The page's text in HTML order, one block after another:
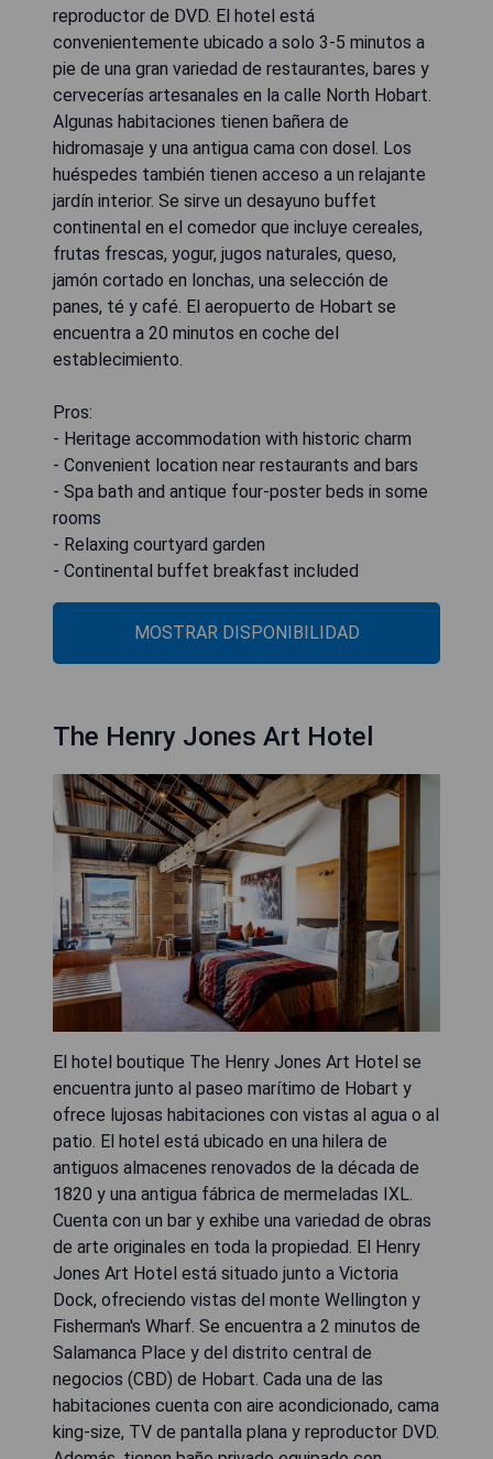
reproductor de DVD. El hotel está
convenientemente ubicado a solo 3-5 minutos a
pie de una gran variedad de restaurantes, bares y
cervecerías artesanales en la calle North Hobart.
Algunas habitaciones tienen bañera de
hidromasaje y una antigua cama con dosel. Los
huéspedes también tienen acceso a un relajante
jardín interior. Se sirve un desayuno buffet
continental en el comedor que incluye cereales,
frutas frescas, yogur, jugos naturales, queso,
jamón cortado en lonchas, una selección de
panes, té y café. El aeropuerto de Hobart se
encuentra a 20 minutos en coche del
establecimiento.
Pros:
- Heritage accommodation with historic charm
- Convenient location near restaurants and bars
- Spa bath and antique four-poster beds in some
rooms
- Relaxing courtyard garden
- Continental buffet breakfast included
MOSTRAR DISPONIBILIDAD
The Henry Jones Art Hotel
El hotel boutique The Henry Jones Art Hotel se
encuentra junto al paseo marítimo de Hobart y
ofrece lujosas habitaciones con vistas al agua o al
patio. El hotel está ubicado en una hilera de
antiguos almacenes renovados de la década de
1820 y una antigua fábrica de mermeladas IXL.
Cuenta con un bar y exhibe una variedad de obras
de arte originales en toda la propiedad. El Henry
Jones Art Hotel está situado junto a Victoria
Dock, ofreciendo vistas del monte Wellington y
Fisherman's Wharf. Se encuentra a 2 minutos de
Salamanca Place y del distrito central de
negocios (CBD) de Hobart. Cada una de las
habitaciones cuenta con aire acondicionado, cama
king-size, TV de pantalla plana y reproductor DVD.